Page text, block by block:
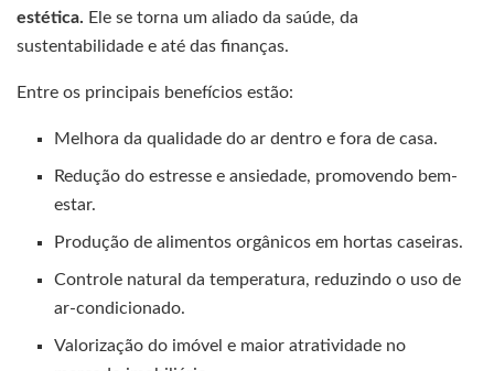
estética. Ele se torna um aliado da saúde, da
sustentabilidade e até das finanças.
Entre os principais benefícios estão:
Melhora da qualidade do ar dentro e fora de casa.
Redução do estresse e ansiedade, promovendo bem-
estar.
Produção de alimentos orgânicos em hortas caseiras.
Controle natural da temperatura, reduzindo o uso de
ar-condicionado.
Valorização do imóvel e maior atratividade no